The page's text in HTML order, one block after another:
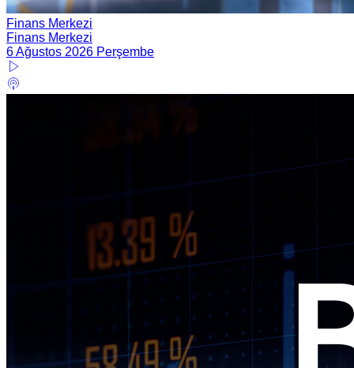
Finans Merkezi
Finans Merkezi
6 Ağustos 2026 Perşembe